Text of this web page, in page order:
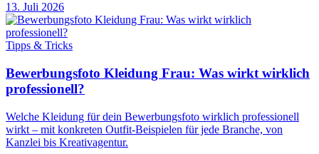
13. Juli 2026
Tipps & Tricks
Bewerbungsfoto Kleidung Frau: Was wirkt wirklich
professionell?
Welche Kleidung für dein Bewerbungsfoto wirklich professionell
wirkt – mit konkreten Outfit-Beispielen für jede Branche, von
Kanzlei bis Kreativagentur.